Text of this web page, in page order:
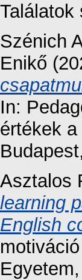
Találatok
Szénich
Enikő
In:
értékek
Asztalos
learning
English